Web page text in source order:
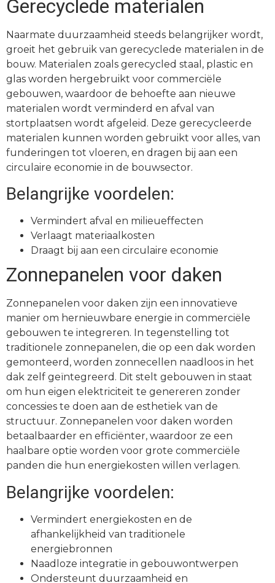
Gerecyclede materialen
Naarmate duurzaamheid steeds belangrijker wordt,
groeit het gebruik van gerecyclede materialen in de
bouw. Materialen zoals gerecycled staal, plastic en
glas worden hergebruikt voor commerciële
gebouwen, waardoor de behoefte aan nieuwe
materialen wordt verminderd en afval van
stortplaatsen wordt afgeleid. Deze gerecycleerde
materialen kunnen worden gebruikt voor alles, van
funderingen tot vloeren, en dragen bij aan een
circulaire economie in de bouwsector.
Belangrijke voordelen:
Vermindert afval en milieueffecten
Verlaagt materiaalkosten
Draagt bij aan een circulaire economie
Zonnepanelen voor daken
Zonnepanelen voor daken zijn een innovatieve
manier om hernieuwbare energie in commerciële
gebouwen te integreren. In tegenstelling tot
traditionele zonnepanelen, die op een dak worden
gemonteerd, worden zonnecellen naadloos in het
dak zelf geïntegreerd. Dit stelt gebouwen in staat
om hun eigen elektriciteit te genereren zonder
concessies te doen aan de esthetiek van de
structuur. Zonnepanelen voor daken worden
betaalbaarder en efficiënter, waardoor ze een
haalbare optie worden voor grote commerciële
panden die hun energiekosten willen verlagen.
Belangrijke voordelen:
Vermindert energiekosten en de
afhankelijkheid van traditionele
energiebronnen
Naadloze integratie in gebouwontwerpen
Ondersteunt duurzaamheid en